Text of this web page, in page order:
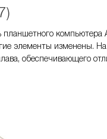
компьютера
элементы изменены.
обеспечивающего